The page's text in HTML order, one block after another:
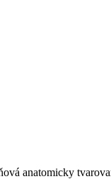
anatomicky